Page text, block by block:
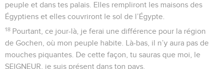
peuple et dans tes palais. Elles rempliront les maisons des
Égyptiens et elles couvriront le sol de l’Égypte.
18 Pourtant, ce jour-là, je ferai une différence pour la région
de Gochen, où mon peuple habite. Là-bas, il n’y aura pas de
mouches piquantes. De cette façon, tu sauras que moi, le
SEIGNEUR, je suis présent dans ton pays.